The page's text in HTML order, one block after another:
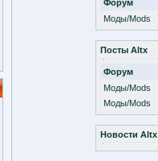
Форум
Моды/Mods
Посты Altx
Форум
Моды/Mods
Моды/Mods
Новости Altx